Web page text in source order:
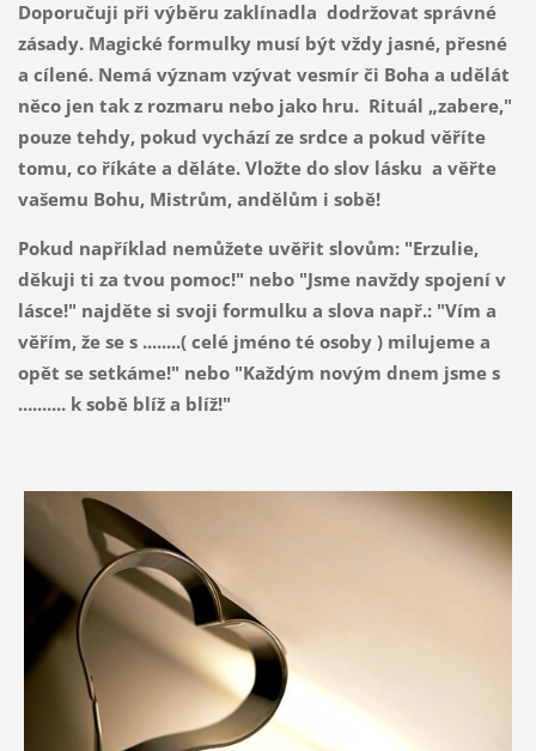
Doporučuji při výběru zaklínadla dodržovat správné
zásady. Magické formulky musí být vždy jasné, přesné
a cílené. Nemá význam vzývat vesmír či Boha a udělát
něco jen tak z rozmaru nebo jako hru. Rituál „zabere,"
pouze tehdy, pokud vychází ze srdce a pokud věříte
tomu, co říkáte a děláte. Vložte do slov lásku a věřte
vašemu Bohu, Mistrům, andělům i sobě!
Pokud například nemůžete uvěřit slovům: "Erzulie,
děkuji ti za tvou pomoc!" nebo "Jsme navždy spojení v
lásce!" najděte si svoji formulku a slova např.: "Vím a
věřím, že se s ........( celé jméno té osoby ) milujeme a
opět se setkáme!" nebo "Každým novým dnem jsme s
.......... k sobě blíž a blíž!"